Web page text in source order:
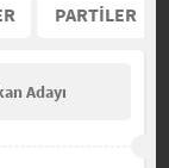
PARTİLER
Adayı